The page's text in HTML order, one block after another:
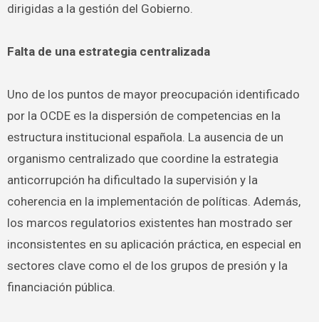
dirigidas a la gestión del Gobierno.
Falta de una estrategia centralizada
Uno de los puntos de mayor preocupación identificado
por la OCDE es la dispersión de competencias en la
estructura institucional española. La ausencia de un
organismo centralizado que coordine la estrategia
anticorrupción ha dificultado la supervisión y la
coherencia en la implementación de políticas. Además,
los marcos regulatorios existentes han mostrado ser
inconsistentes en su aplicación práctica, en especial en
sectores clave como el de los grupos de presión y la
financiación pública.